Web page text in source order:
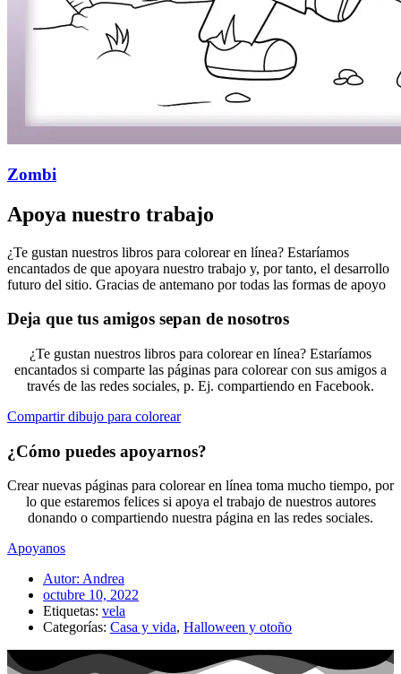
Zombi
Apoya nuestro trabajo
¿Te gustan nuestros libros para colorear en línea? Estaríamos
encantados de que apoyara nuestro trabajo y, por tanto, el desarrollo
futuro del sitio. Gracias de antemano por todas las formas de apoyo
Deja que tus amigos sepan de nosotros
¿Te gustan nuestros libros para colorear en línea? Estaríamos
encantados si comparte las páginas para colorear con sus amigos a
través de las redes sociales, p. Ej. compartiendo en Facebook.
Compartir dibujo para colorear
¿Cómo puedes apoyarnos?
Crear nuevas páginas para colorear en línea toma mucho tiempo, por
lo que estaremos felices si apoya el trabajo de nuestros autores
donando o compartiendo nuestra página en las redes sociales.
Apoyanos
Autor: Andrea
octubre 10, 2022
Etiquetas: vela
Categorías: Casa y vida, Halloween y otoño